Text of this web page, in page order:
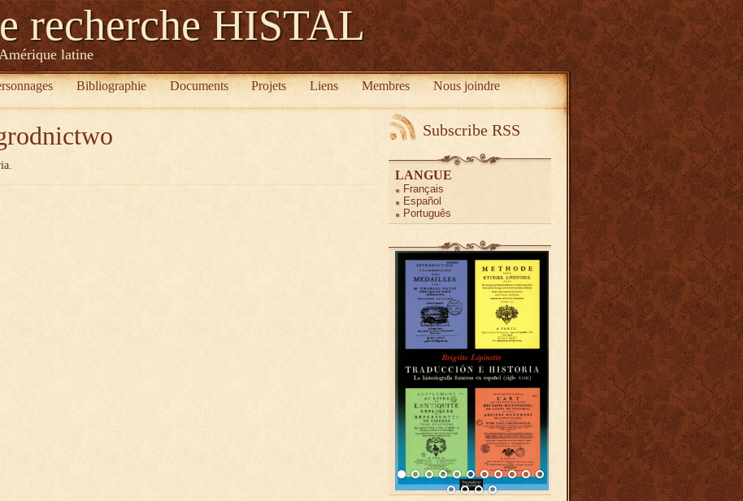
recherche HISTAL
latine
Bibliographie Documents Projets Liens Membres Nous joindre
Subscribe RSS
LANGUE
Français
Español
Português